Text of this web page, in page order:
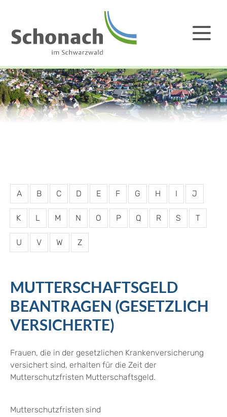
A B C D E F G H I J
K L M N O P Q R S T
U V W Z
MUTTERSCHAFTSGELD
BEANTRAGEN (GESETZLICH
VERSICHERTE)
Frauen, die in der gesetzlichen Krankenversicherung
versichert sind, erhalten für die Zeit der
Mutterschutzfristen Mutterschaftsgeld.
Mutterschutzfristen sind